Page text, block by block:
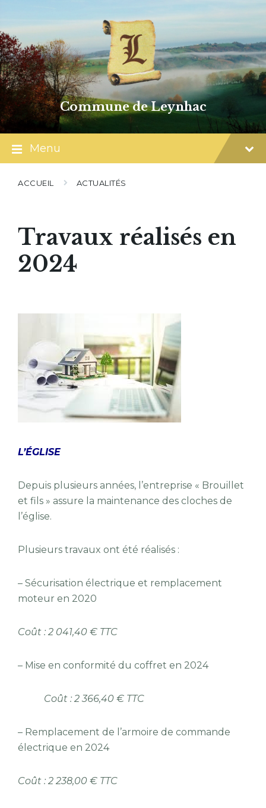
content
main
navigation
footer
Commune de Leynhac
Menu
ACCUEIL ACTUALITÉS
Travaux réalisés en
2024
L’ÉGLISE
Depuis plusieurs années, l’entreprise « Brouillet
et fils » assure la maintenance des cloches de
l’église.
Plusieurs travaux ont été réalisés :
– Sécurisation électrique et remplacement
moteur en 2020
Coût : 2 041,40 € TTC
– Mise en conformité du coffret en 2024
Coût : 2 366,40 € TTC
– Remplacement de l’armoire de commande
électrique en 2024
Coût : 2 238,00 € TTC